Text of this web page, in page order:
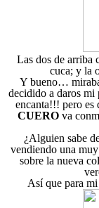
Las dos de arriba
cuca; y la
Y bueno…
decidido a daros mi
encanta!!! pero es
CUERO va
¿Alguien sabe
vendiendo una
sobre la nueva
Así que para